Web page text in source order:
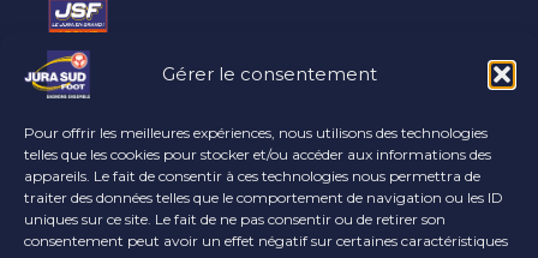
Gérer le consentement
Pour offrir les meilleures expériences, nous utilisons des technologies
telles que les cookies pour stocker et/ou accéder aux informations des
appareils. Le fait de consentir à ces technologies nous permettra de
traiter des données telles que le comportement de navigation ou les ID
uniques sur ce site. Le fait de ne pas consentir ou de retirer son
consentement peut avoir un effet négatif sur certaines caractéristiques
Le club
partenaires